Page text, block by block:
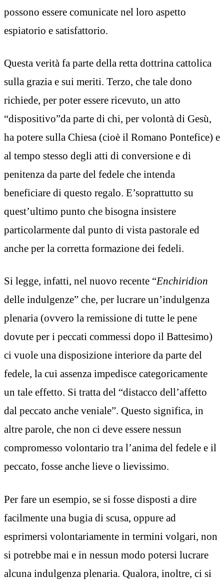
possono essere comunicate nel loro aspetto
espiatorio e satisfattorio.
Questa verità fa parte della retta dottrina cattolica
sulla grazia e sui meriti. Terzo, che tale dono
richiede, per poter essere ricevuto, un atto
“dispositivo”da parte di chi, per volontà di Gesù,
ha potere sulla Chiesa (cioè il Romano Pontefice) e
al tempo stesso degli atti di conversione e di
penitenza da parte del fedele che intenda
beneficiare di questo regalo. E’soprattutto su
quest’ultimo punto che bisogna insistere
particolarmente dal punto di vista pastorale ed
anche per la corretta formazione dei fedeli.
Si legge, infatti, nel nuovo recente “Enchiridion
delle indulgenze” che, per lucrare un’indulgenza
plenaria (ovvero la remissione di tutte le pene
dovute per i peccati commessi dopo il Battesimo)
ci vuole una disposizione interiore da parte del
fedele, la cui assenza impedisce categoricamente
un tale effetto. Si tratta del “distacco dell’affetto
dal peccato anche veniale”. Questo significa, in
altre parole, che non ci deve essere nessun
compromesso volontario tra l’anima del fedele e il
peccato, fosse anche lieve o lievissimo.
Per fare un esempio, se si fosse disposti a dire
facilmente una bugia di scusa, oppure ad
esprimersi volontariamente in termini volgari, non
si potrebbe mai e in nessun modo potersi lucrare
alcuna indulgenza plenaria. Qualora, inoltre, ci si